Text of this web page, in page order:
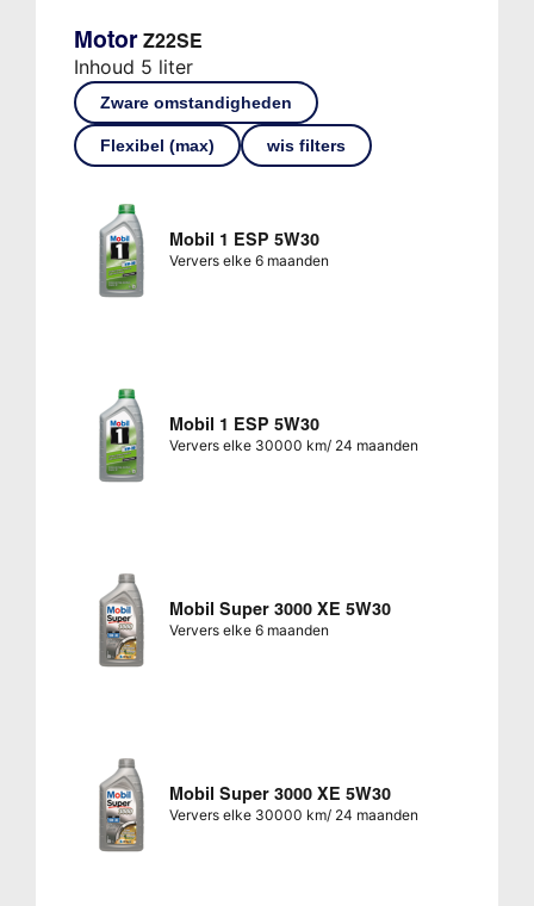
Motor Z22SE
Inhoud 5 liter
Zware omstandigheden
Flexibel (max) wis filters
Mobil 1 ESP 5W30
Ververs elke 6 maanden
Mobil 1 ESP 5W30
Ververs elke 30000 km/ 24 maanden
Mobil Super 3000 XE 5W30
Ververs elke 6 maanden
Mobil Super 3000 XE 5W30
Ververs elke 30000 km/ 24 maanden